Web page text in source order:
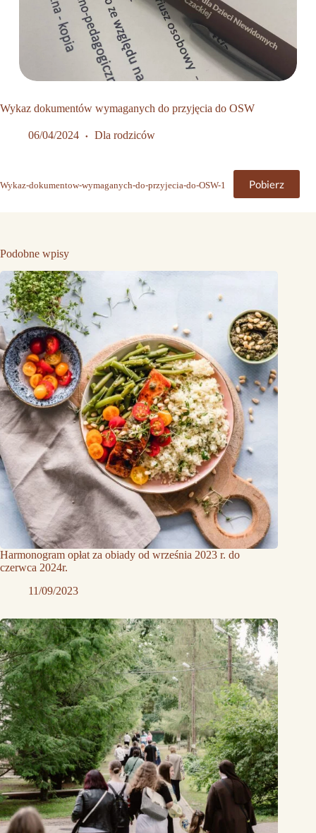
Wykaz dokumentów wymaganych do przyjęcia do OSW
06/04/2024 Dla rodziców
Wykaz-dokumentow-wymaganych-do-przyjecia-do-OSW-1 Pobierz
Podobne wpisy
Harmonogram opłat za obiady od września 2023 r. do
czerwca 2024r.
11/09/2023